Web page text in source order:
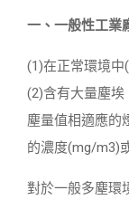
一、一般性工業
(1)在正常環境中
(2)含有大量塵
塵量值相適應的
的濃度(mg/m3)
對於一般多塵環